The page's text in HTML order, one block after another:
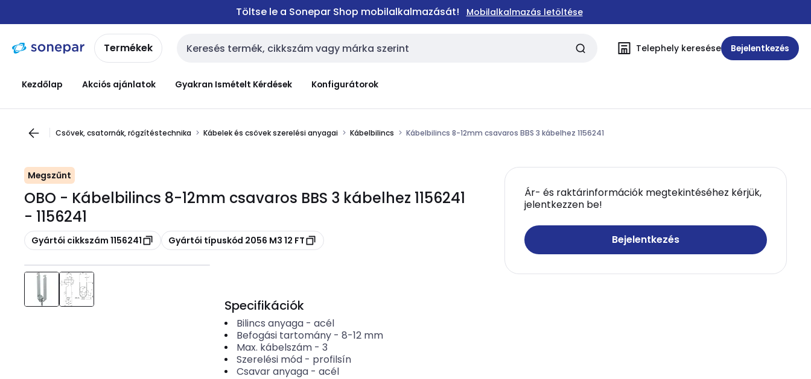
navigációhoztartalomra
Töltse le a Sonepar Shop mobilalkalmazását! Mobilalkalmazás letöltése
Termékek Keresési bemenet Telephely keresése Bejelentkezés
Kezdőlap Akciós ajánlatok Gyakran Ismételt Kérdések Konfigurátorok
Csövek, csatornák, rögzítéstechnika Kábelek és csövek szerelési anyagai Kábelbilincs Kábelbilincs 8-12mm csavaros BBS 3 kábelhez 1156241
Megszűnt
OBO - Kábelbilincs 8-12mm csavaros BBS 3 kábelhez 1156241
- 1156241
Másolás
Gyártói cikkszám 1156241 Másolás
Gyártói típuskód 2056 M3 12 FT
Ár- és raktárinformációk megtekintéséhez kérjük,
jelentkezzen be!
Bejelentkezés
Specifikációk
Bilincs anyaga- acél
Befogási tartomány- 8-12 mm
Max. kábelszám- 3
Szerelési mód- profilsín
Csavar anyaga- acél